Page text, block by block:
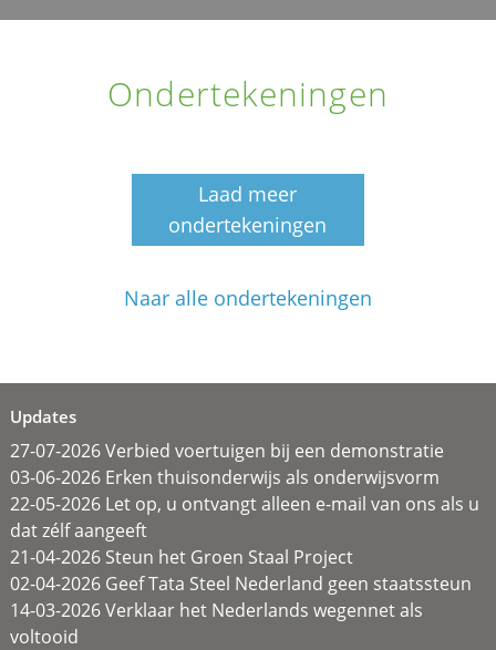
Ondertekeningen
Laad meer
ondertekeningen
Naar alle ondertekeningen
Updates
27-07-2026 Verbied voertuigen bij een demonstratie
03-06-2026 Erken thuisonderwijs als onderwijsvorm
22-05-2026 Let op, u ontvangt alleen e-mail van ons als u
dat zélf aangeeft
21-04-2026 Steun het Groen Staal Project
02-04-2026 Geef Tata Steel Nederland geen staatssteun
14-03-2026 Verklaar het Nederlands wegennet als
voltooid